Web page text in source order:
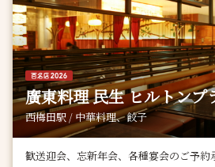
廣東料理 民生 ヒルトンプ
西梅田駅 / 中華料理、餃子
歓送迎会、忘新年会、各種宴会のご予約